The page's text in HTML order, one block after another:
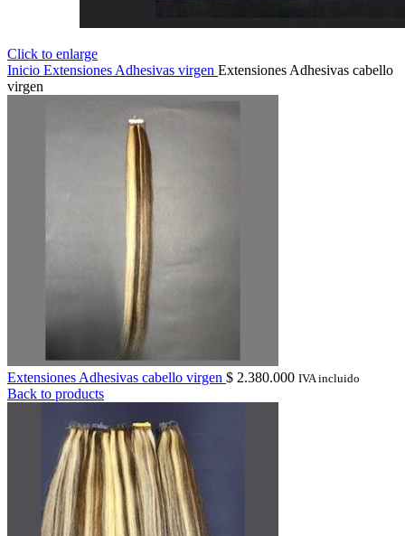
Click to enlarge
Inicio Extensiones Adhesivas virgen Extensiones Adhesivas cabello
virgen
Extensiones Adhesivas cabello virgen $ 2.380.000 IVA incluido
Back to products